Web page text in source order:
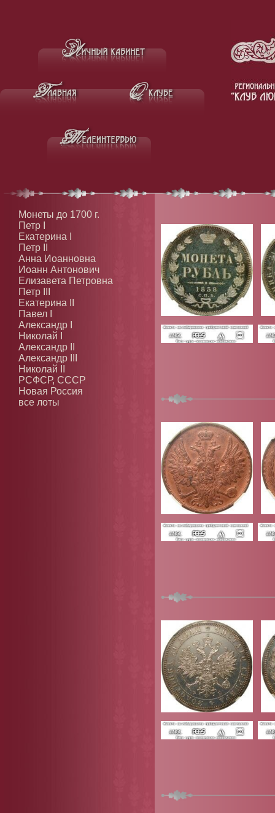
Монеты до 1700 г.
Петр I
Екатерина I
Петр II
Анна Иоанновна
Иоанн Антонович
Елизавета Петровна
Петр III
Екатерина II
Павел I
Александр I
Николай I
Александр II
Александр III
Николай II
РСФСР, СССР
Новая Россия
все лоты